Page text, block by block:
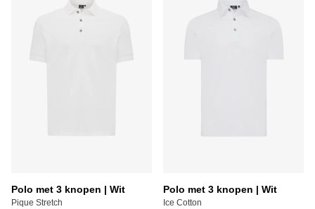
Polo met 3 knopen | Wit
Pique Stretch
Polo met 3 knopen | Wit
Ice Cotton